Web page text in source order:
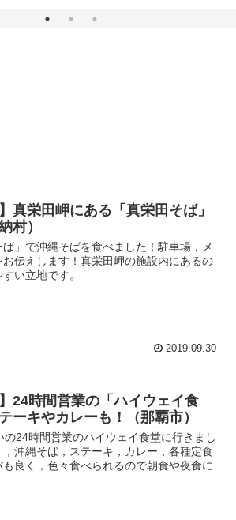
紹介！
真栄田岬にある「真栄田そば」
村）
」で沖縄そばを食べました！駐車場，メ
伝えします！真栄田岬の施設内にあるの
い立地です。
2019.09.30
24時間営業の「ハイウェイ食
ーキやカレーも！（那覇市）
24時間営業のハイウェイ食堂に行きまし
沖縄そば，ステーキ，カレー，各種定食
良く，色々食べられるので朝食や夜食に